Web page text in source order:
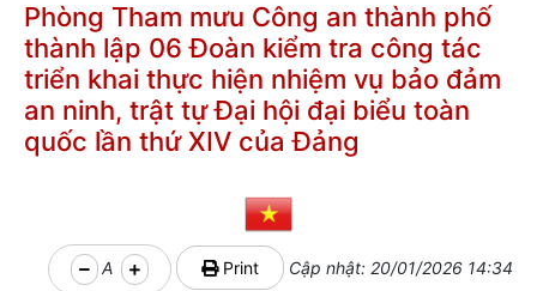
Phòng Tham mưu Công an thành phố
thành lập 06 Đoàn kiểm tra công tác
triển khai thực hiện nhiệm vụ bảo đảm
an ninh, trật tự Đại hội đại biểu toàn
quốc lần thứ XIV của Đảng
A Print Cập nhật: 20/01/2026 14:34